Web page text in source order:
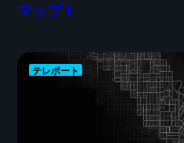
マップ1
テレポート